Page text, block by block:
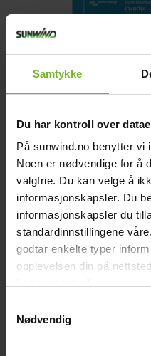
Samtykke
Du har kontroll over
På sunwind.no benytter vi
Noen er nødvendige for å
valgfrie. Du kan velge å
informasjonskapsler. Du
informasjonskapsler du
standardinnstillingene
godtar enkelte typer
opplevelsen din på
Nødvendig
Omformare Victron
VE.Direct
Tidigare pris: